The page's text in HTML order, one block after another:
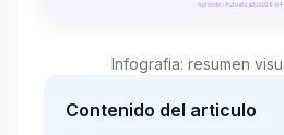
Aprende - Actualizado 2026-
Infografia: resumen
Contenido del articulo